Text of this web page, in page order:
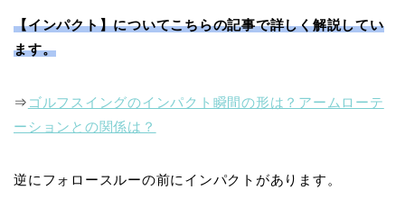
【インパクト】についてこちらの記事で詳しく解説してい
ます。
⇒ ゴルフスイングのインパクト瞬間の形は？アームローテ
ーションとの関係は？
逆にフォロースルーの前にインパクトがあります。